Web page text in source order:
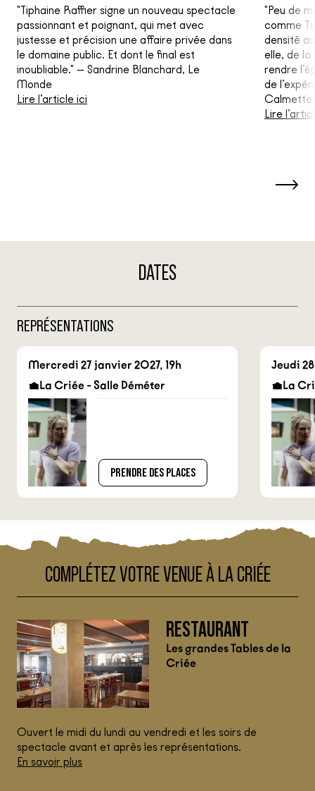
"Tiphaine Raffier signe un nouveau spectacle
passionnant et poignant, qui met avec
justesse et précision une affaire privée dans
le domaine public. Et dont le final est
inoubliable." — Sandrine Blanchard, Le
Monde
Lire l’article ici
"Peu de
comme
densité
elle, de la
rendre
de
Lire
DATES
REPRÉSENTATIONS
Mercredi 27 janvier 2027, 19h
La Criée - Salle Déméter
PRENDRE DES PLACES
Jeudi
La
COMPLÉTEZ VOTRE VENUE À LA CRIÉE
RESTAURANT
Les grandes Tables de la
Criée
Ouvert le midi du lundi au vendredi et les soirs de
spectacle avant et après les représentations.
En savoir plus